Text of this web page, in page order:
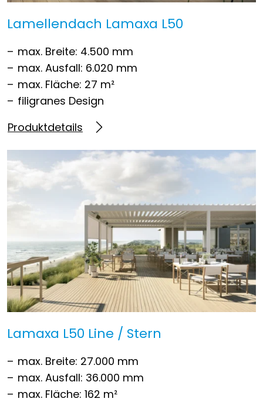
Lamellendach Lamaxa L50
max. Breite: 4.500 mm
max. Ausfall: 6.020 mm
max. Fläche: 27 m²
filigranes Design
Produktdetails
Lamaxa L50 Line / Stern
max. Breite: 27.000 mm
max. Ausfall: 36.000 mm
max. Fläche: 162 m²